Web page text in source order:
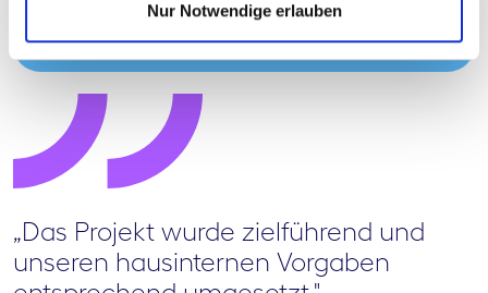
Nur Notwendige erlauben
„Das Projekt wurde zielführend und
unseren hausinternen Vorgaben